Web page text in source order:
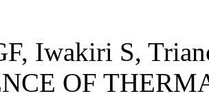
Iwakiri S,
OF